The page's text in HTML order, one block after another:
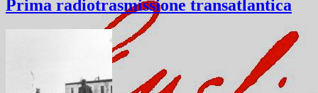
Prima radiotrasmissione transatlantica